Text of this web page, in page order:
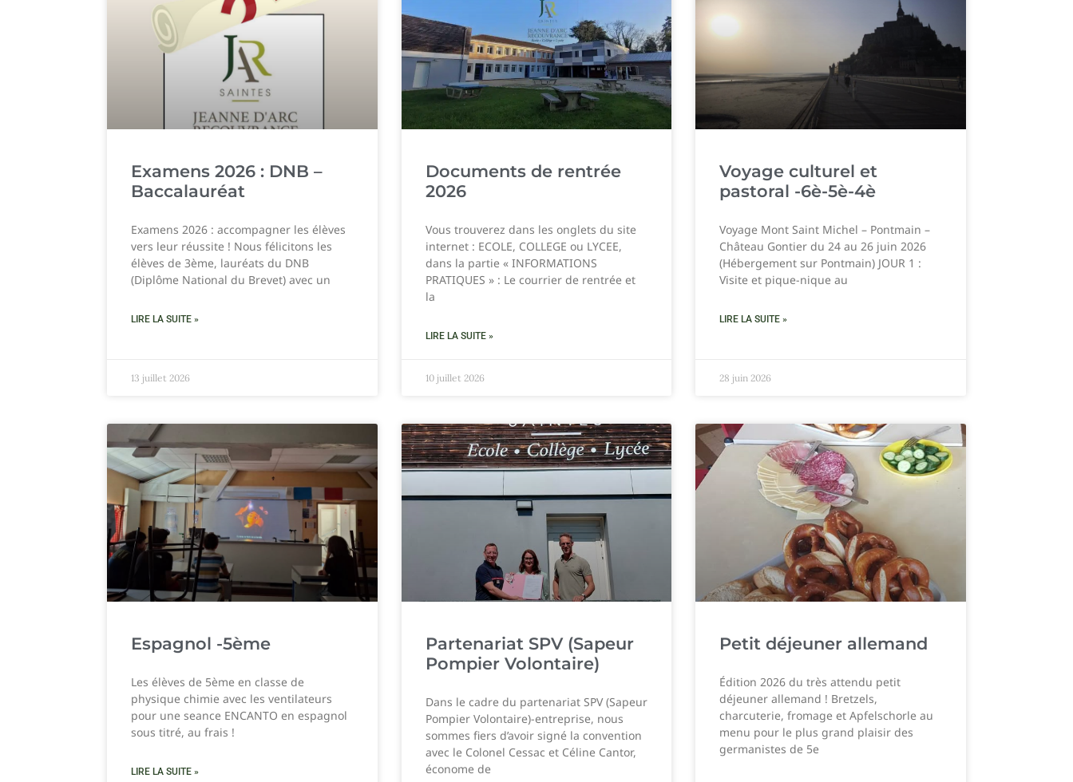
Examens 2026 : DNB –
Baccalauréat
Examens 2026 : accompagner les élèves
vers leur réussite ! Nous félicitons les
élèves de 3ème, lauréats du DNB
(Diplôme National du Brevet) avec un
LIRE LA SUITE »
13 juillet 2026
Documents de rentrée
2026
Vous trouverez dans les onglets du site
internet : ECOLE, COLLEGE ou LYCEE,
dans la partie « INFORMATIONS
PRATIQUES » : Le courrier de rentrée et
la
LIRE LA SUITE »
10 juillet 2026
Voyage culturel et
pastoral -6è-5è-4è
Voyage Mont Saint Michel – Pontmain –
Château Gontier du 24 au 26 juin 2026
(Hébergement sur Pontmain) JOUR 1 :
Visite et pique-nique au
LIRE LA SUITE »
28 juin 2026
Espagnol -5ème
Les élèves de 5ème en classe de
physique chimie avec les ventilateurs
pour une seance ENCANTO en espagnol
sous titré, au frais !
LIRE LA SUITE »
Partenariat SPV (Sapeur
Pompier Volontaire)
Dans le cadre du partenariat SPV (Sapeur
Pompier Volontaire)-entreprise, nous
sommes fiers d’avoir signé la convention
avec le Colonel Cessac et Céline Cantor,
économe de
Petit déjeuner allemand
Édition 2026 du très attendu petit
déjeuner allemand ! Bretzels,
charcuterie, fromage et Apfelschorle au
menu pour le plus grand plaisir des
germanistes de 5e